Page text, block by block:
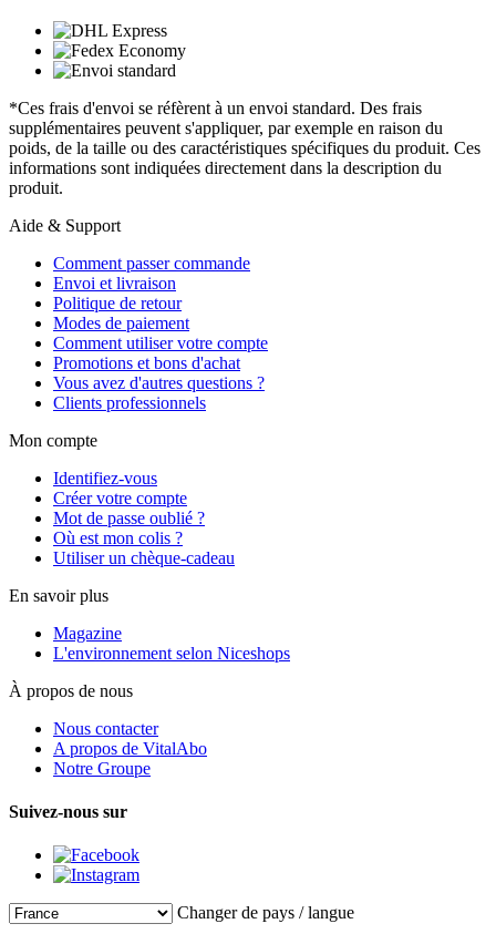
*Ces frais d'envoi se réfèrent à un envoi standard. Des frais
supplémentaires peuvent s'appliquer, par exemple en raison du
poids, de la taille ou des caractéristiques spécifiques du produit. Ces
informations sont indiquées directement dans la description du
produit.
Aide & Support
Comment passer commande
Envoi et livraison
Politique de retour
Modes de paiement
Comment utiliser votre compte
Promotions et bons d'achat
Vous avez d'autres questions ?
Clients professionnels
Mon compte
Identifiez-vous
Créer votre compte
Mot de passe oublié ?
Où est mon colis ?
Utiliser un chèque-cadeau
En savoir plus
Magazine
L'environnement selon Niceshops
À propos de nous
Nous contacter
A propos de VitalAbo
Notre Groupe
Suivez-nous sur
Changer de pays / langue